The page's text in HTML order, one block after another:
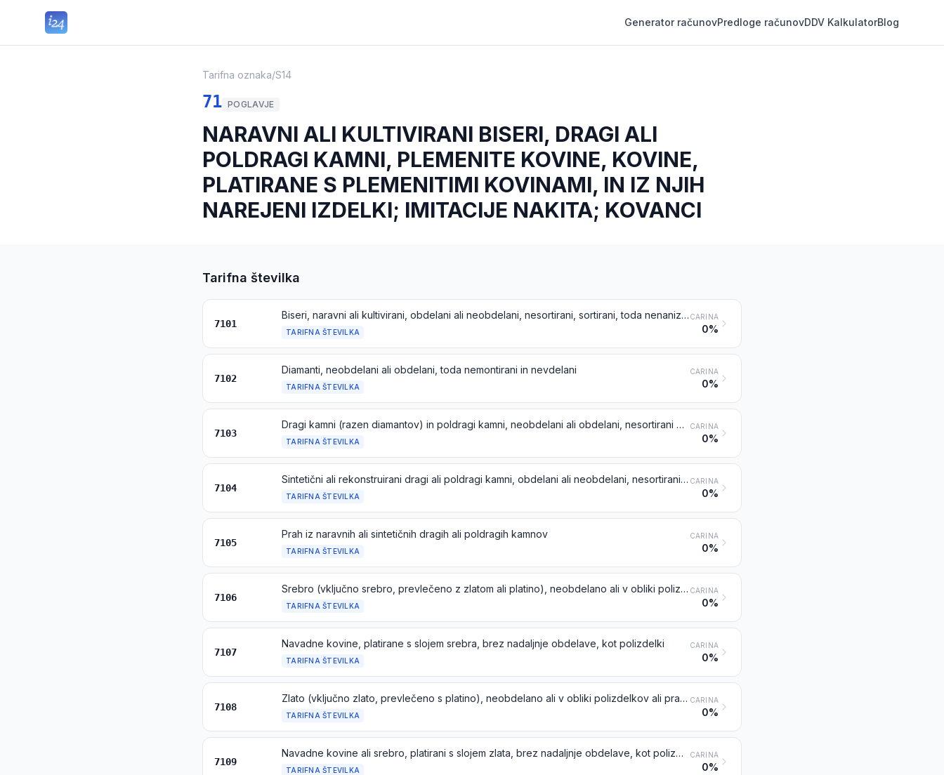
Generator računovPredloge računovDDV KalkulatorBlog
Tarifna oznaka/S14
71 POGLAVJE
NARAVNI ALI KULTIVIRANI BISERI, DRAGI ALI
POLDRAGI KAMNI, PLEMENITE KOVINE, KOVINE,
PLATIRANE S PLEMENITIMI KOVINAMI, IN IZ NJIH
NAREJENI IZDELKI; IMITACIJE NAKITA; KOVANCI
Tarifna številka
7101
Biseri, naravni ali kultivirani, obdelani ali neobdelani, nesortirani, sortirani, toda nenanizani, nemontirani ali nevdelani; naravni ali kultivirani biseri, začasno nanizani zaradi lažjega transporta
TARIFNA ŠTEVILKA
CARINA
0%
7102
Diamanti, neobdelani ali obdelani, toda nemontirani in nevdelani
TARIFNA ŠTEVILKA
CARINA
0%
7103
Dragi kamni (razen diamantov) in poldragi kamni, neobdelani ali obdelani, nesortirani ali sortirani, toda nenanizani, nemontirani ali nevdelani; nesortirani dragi kamni (razen diamantov) in poldragi kamni, začasno nanizani zaradi lažjega transporta
TARIFNA ŠTEVILKA
CARINA
0%
7104
Sintetični ali rekonstruirani dragi ali poldragi kamni, obdelani ali neobdelani, nesortirani ali sortirani, toda nenanizani, nemontirani, nevdelani; nesortirani sintetični ali rekonstruirani dragi ali poldragi kamni, začasno nanizani zaradi lažjega transporta
TARIFNA ŠTEVILKA
CARINA
0%
7105
Prah iz naravnih ali sintetičnih dragih ali poldragih kamnov
TARIFNA ŠTEVILKA
CARINA
0%
7106
Srebro (vključno srebro, prevlečeno z zlatom ali platino), neobdelano ali v obliki polizdelkov ali prahu
TARIFNA ŠTEVILKA
CARINA
0%
7107
Navadne kovine, platirane s slojem srebra, brez nadaljnje obdelave, kot polizdelki
TARIFNA ŠTEVILKA
CARINA
0%
7108
Zlato (vključno zlato, prevlečeno s platino), neobdelano ali v obliki polizdelkov ali prahu
TARIFNA ŠTEVILKA
CARINA
0%
7109
Navadne kovine ali srebro, platirani s slojem zlata, brez nadaljnje obdelave, kot polizdelki
TARIFNA ŠTEVILKA
CARINA
0%